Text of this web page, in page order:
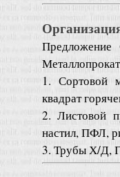
Предложение
1. Сортовой
квадрат
2. Листовой
настил, ПФЛ,
3. Трубы Х/Д,